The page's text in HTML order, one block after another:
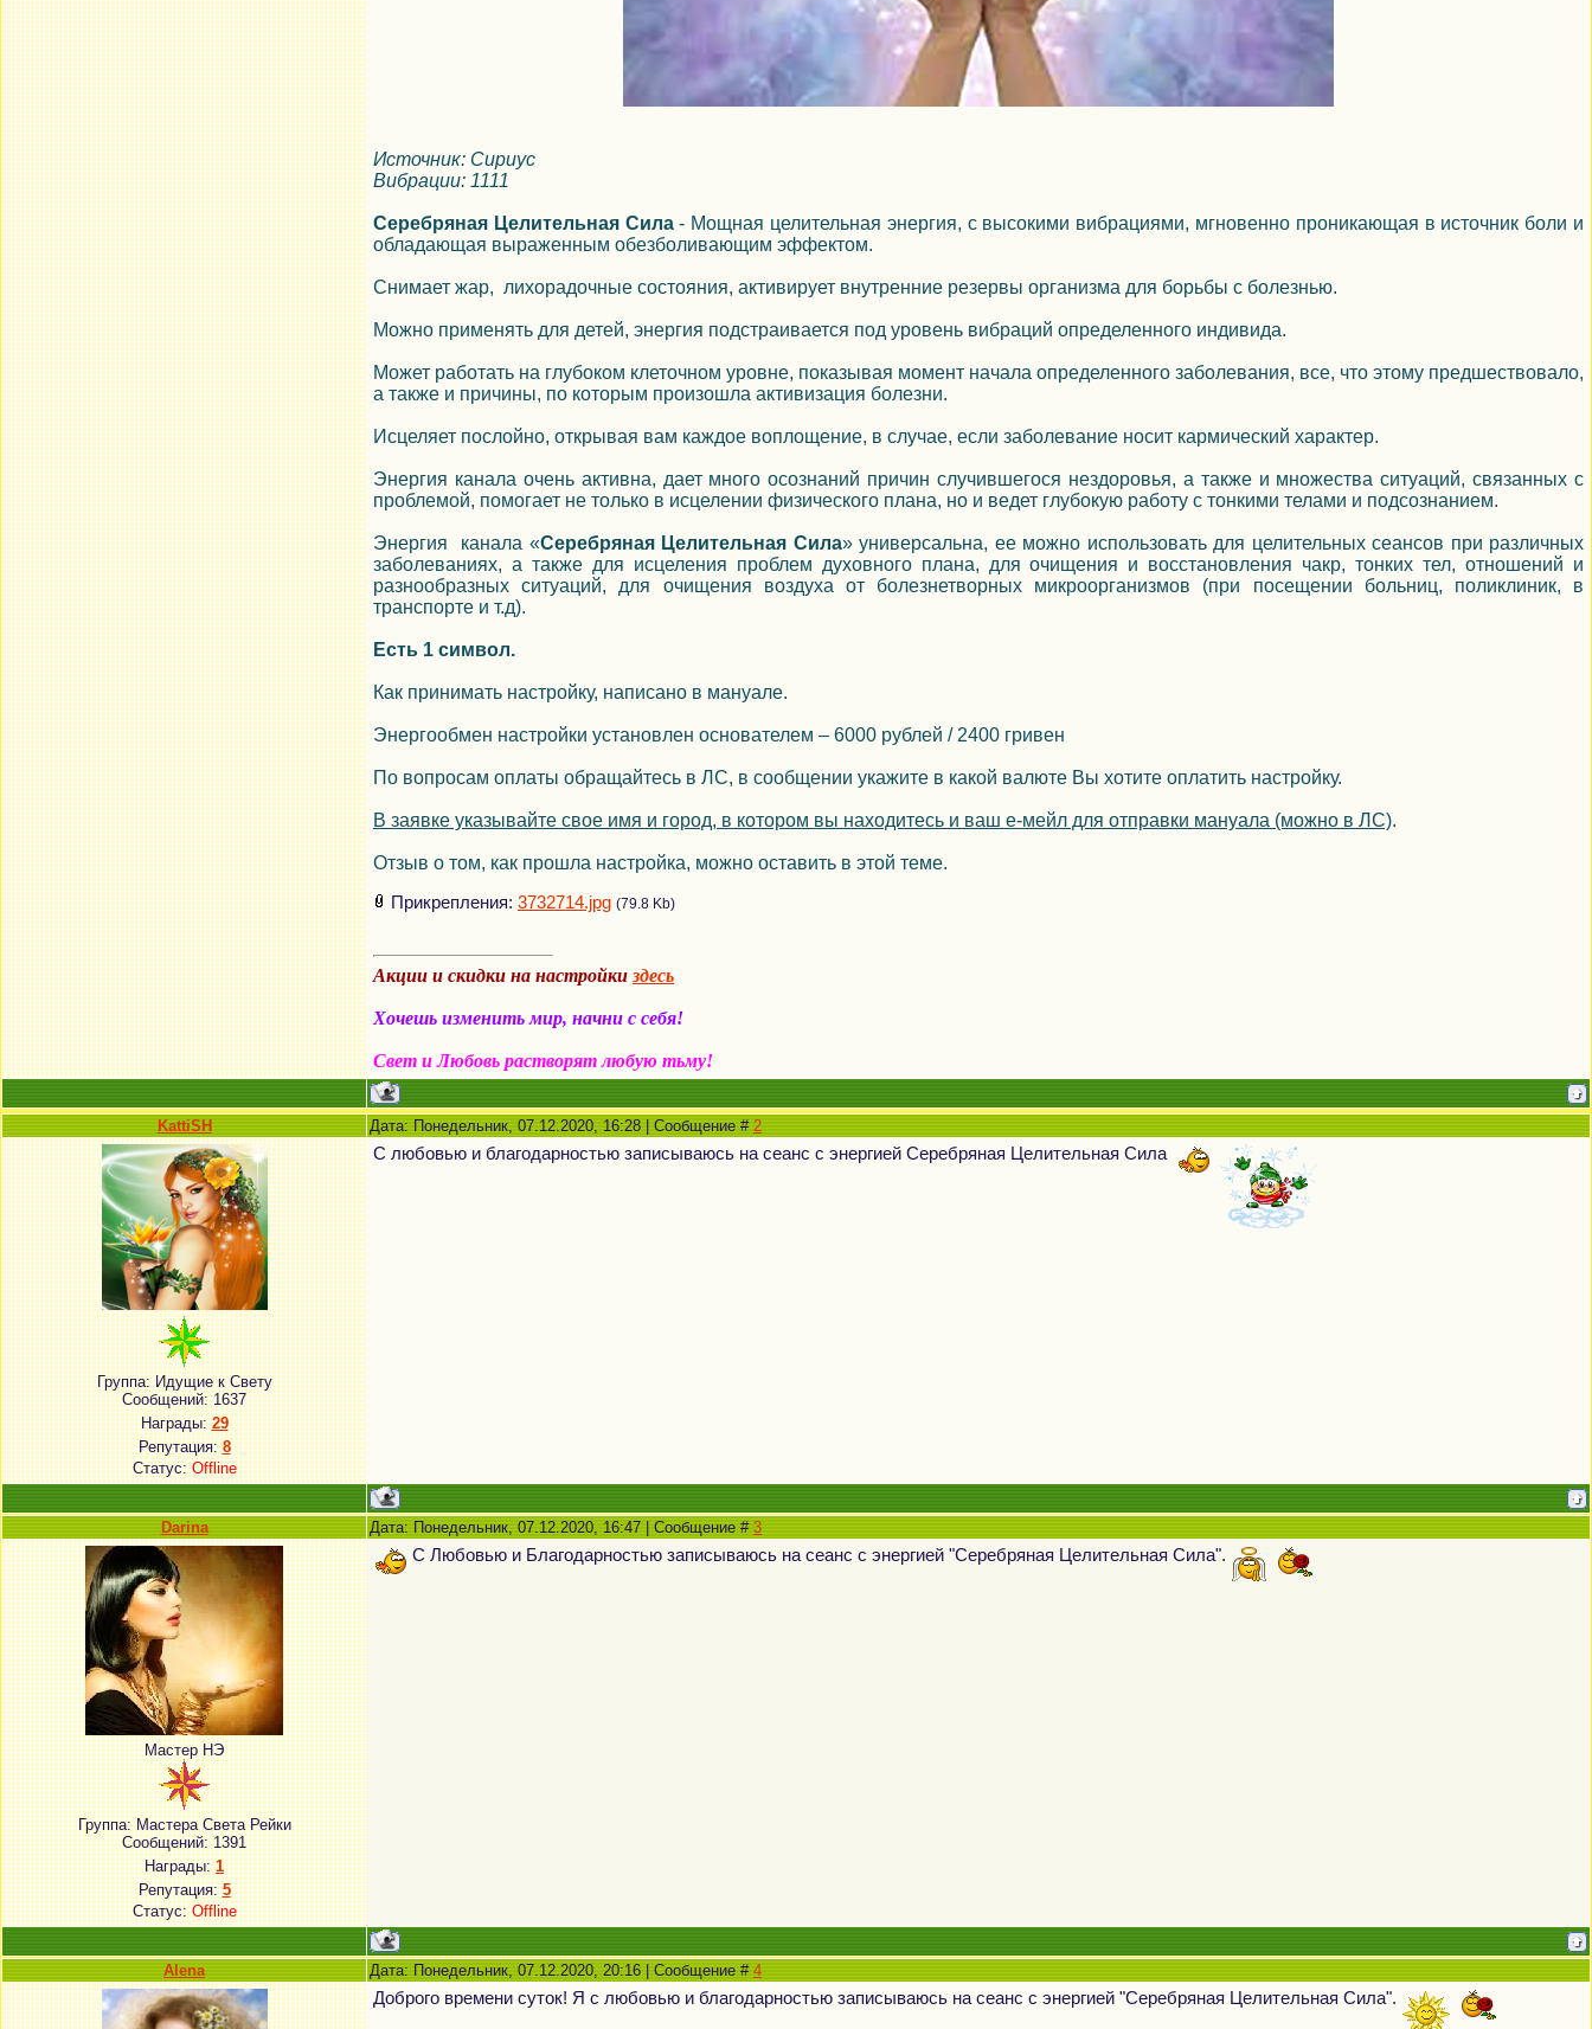
Источник: Сириус
Вибрации: 1111
Серебряная Целительная Сила- Мощная целительная энергия, с высокими вибрациями, мгновенно проникающая в источник боли и
обладающая выраженным обезболивающим эффектом.
Снимает жар, лихорадочные состояния, активирует внутренние резервы организма для борьбы с болезнью.
Можно применять для детей, энергия подстраивается под уровень вибраций определенного индивида.
Может работать на глубоком клеточном уровне, показывая момент начала определенного заболевания, все, что этому предшествовало,
а также и причины, по которым произошла активизация болезни.
Исцеляет послойно, открывая вам каждое воплощение, в случае, если заболевание носит кармический характер.
Энергия канала очень активна, дает много осознаний причин случившегося нездоровья, а также и множества ситуаций, связанных с
проблемой, помогает не только в исцелении физического плана, но и ведет глубокую работу с тонкими телами и подсознанием.
Энергия канала «Серебряная Целительная Сила» универсальна, ее можно использовать для целительных сеансов при различных
заболеваниях, а также для исцеления проблем духовного плана, для очищения и восстановления чакр, тонких тел, отношений и
разнообразных ситуаций, для очищения воздуха от болезнетворных микроорганизмов (при посещении больниц, поликлиник, в
транспорте и т.д).
Есть 1 символ.
Как принимать настройку, написано в мануале.
Энергообмен настройки установлен основателем – 6000 рублей / 2400 гривен
По вопросам оплаты обращайтесь в ЛС, в сообщении укажите в какой валюте Вы хотите оплатить настройку.
В заявке указывайте свое имя и город, в котором вы находитесь и ваш е-мейл для отправки мануала (можно в ЛС).
Отзыв о том, как прошла настройка, можно оставить в этой теме.
Прикрепления: 3732714.jpg (79.8 Kb)
Акции и скидки на настройки здесь
Хочешь изменить мир, начни с себя!
Свет и Любовь растворят любую тьму!
KattiSH Дата: Понедельник, 07.12.2020, 16:28 | Сообщение # 2
Группа: Идущие к Свету
Сообщений:1637
Награды:29
Репутация:8
Статус:Offline
С любовью и благодарностью записываюсь на сеанс с энергией Серебряная Целительная Сила
Darina Дата: Понедельник, 07.12.2020, 16:47 | Сообщение # 3
Мастер НЭ
Группа: Мастера Света Рейки
Сообщений:1391
Награды:1
Репутация:5
Статус:Offline
С Любовью и Благодарностью записываюсь на сеанс с энергией "Серебряная Целительная Сила".
Alena Дата: Понедельник, 07.12.2020, 20:16 | Сообщение # 4
Доброго времени суток! Я с любовью и благодарностью записываюсь на сеанс с энергией "Серебряная Целительная Сила".